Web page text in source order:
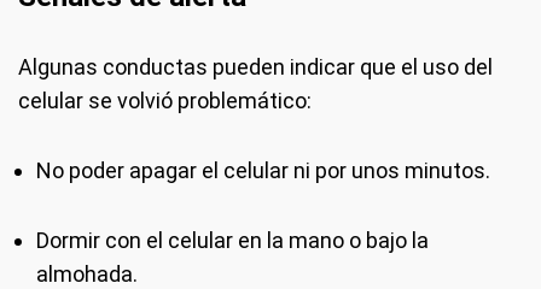
Algunas conductas pueden indicar que el uso del
celular se volvió problemático:
No poder apagar el celular ni por unos minutos.
Dormir con el celular en la mano o bajo la
almohada.